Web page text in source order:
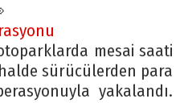
otoparklarda mesai saati
halde sürücülerden para
yakalandı.